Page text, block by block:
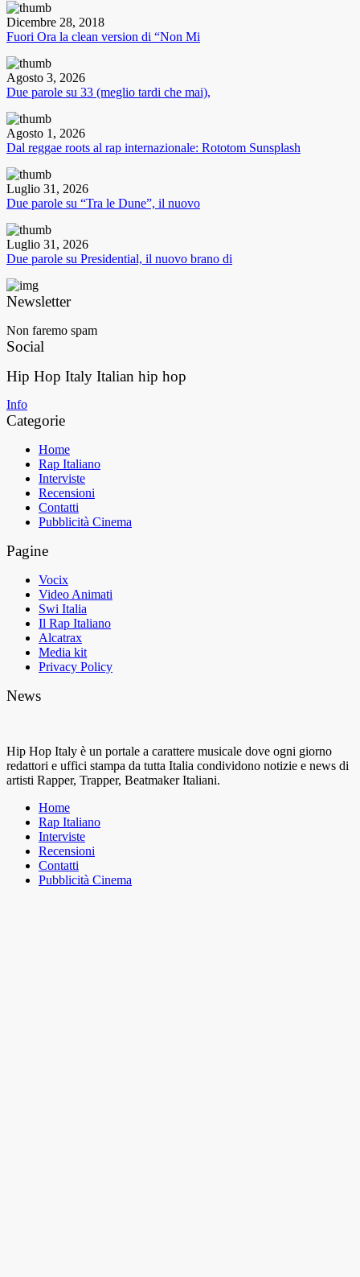
Dicembre 28, 2018
Fuori Ora la clean version di “Non Mi
Agosto 3, 2026
Due parole su 33 (meglio tardi che mai),
Agosto 1, 2026
Dal reggae roots al rap internazionale: Rototom Sunsplash
Luglio 31, 2026
Due parole su “Tra le Dune”, il nuovo
Luglio 31, 2026
Due parole su Presidential, il nuovo brano di
Newsletter
Non faremo spam
Social
Hip Hop Italy Italian hip hop
Info
Categorie
Home
Rap Italiano
Interviste
Recensioni
Contatti
Pubblicità Cinema
Pagine
Vocix
Video Animati
Swi Italia
Il Rap Italiano
Alcatrax
Media kit
Privacy Policy
News
Hip Hop Italy è un portale a carattere musicale dove ogni giorno
redattori e uffici stampa da tutta Italia condividono notizie e news di
artisti Rapper, Trapper, Beatmaker Italiani.
Home
Rap Italiano
Interviste
Recensioni
Contatti
Pubblicità Cinema